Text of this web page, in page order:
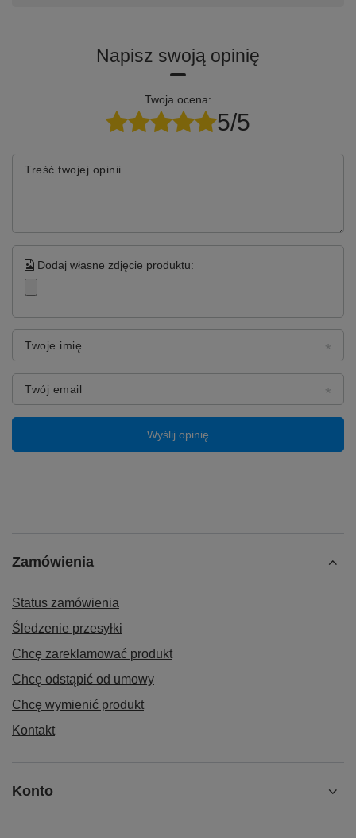
Napisz swoją opinię
Twoja ocena:
5/5
Treść twojej opinii
Dodaj własne zdjęcie produktu:
Twoje imię
Twój email
Wyślij opinię
Zamówienia
Status zamówienia
Śledzenie przesyłki
Chcę zareklamować produkt
Chcę odstąpić od umowy
Chcę wymienić produkt
Kontakt
Konto